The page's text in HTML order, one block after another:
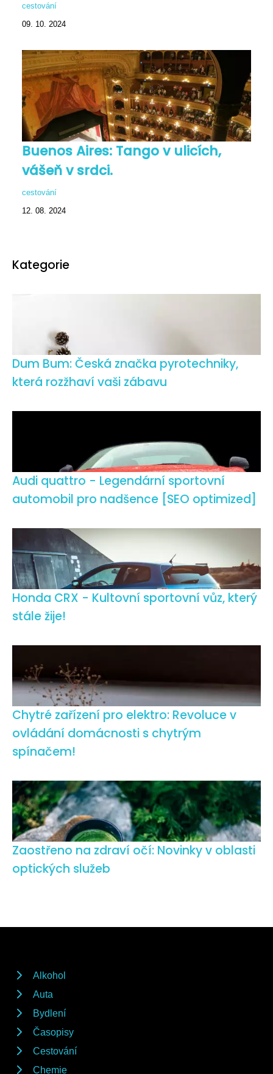
cestování
09. 10. 2024
Buenos Aires: Tango v ulicích,
vášeň v srdci.
cestování
12. 08. 2024
Kategorie
Dum Bum: Česká značka pyrotechniky,
která rozžhaví vaši zábavu
Audi quattro - Legendární sportovní
automobil pro nadšence [SEO optimized]
Honda CRX - Kultovní sportovní vůz, který
stále žije!
Chytré zařízení pro elektro: Revoluce v
ovládání domácnosti s chytrým
spínačem!
Zaostřeno na zdraví očí: Novinky v oblasti
optických služeb
Alkohol
Auta
Bydlení
Časopisy
Cestování
Chemie